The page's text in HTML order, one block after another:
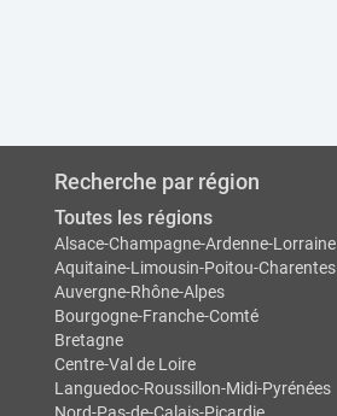
Recherche par région
Toutes les régions
Alsace-Champagne-Ardenne-Lorraine
Aquitaine-Limousin-Poitou-Charentes
Auvergne-Rhône-Alpes
Bourgogne-Franche-Comté
Bretagne
Centre-Val de Loire
Languedoc-Roussillon-Midi-Pyrénées